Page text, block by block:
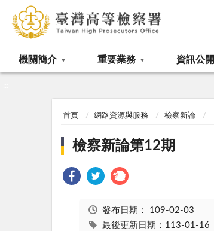
機關簡介 重要業務 資訊公開
首頁 網路資源與服務 檢察新論
檢察新論第12期
發布日期： 109-02-03
最後更新日期：113-01-16